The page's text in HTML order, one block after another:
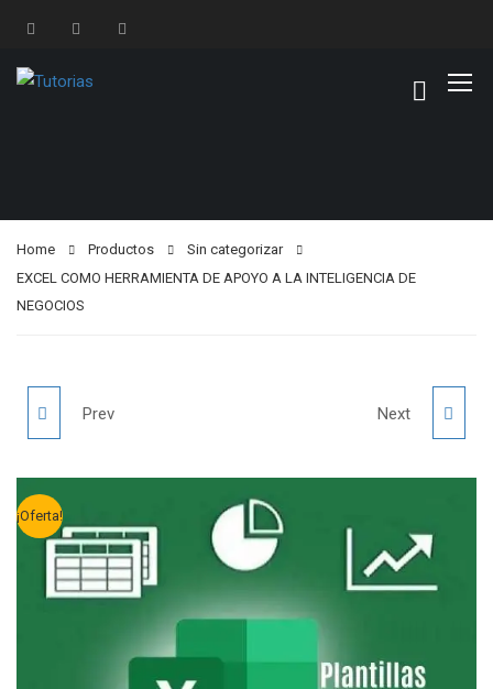
Home Productos
Sin categorizar
EXCEL COMO HERRAMIENTA DE APOYO A LA INTELIGENCIA DE
NEGOCIOS
SIX SIGMA WHITE
Prev Next
¡Oferta!